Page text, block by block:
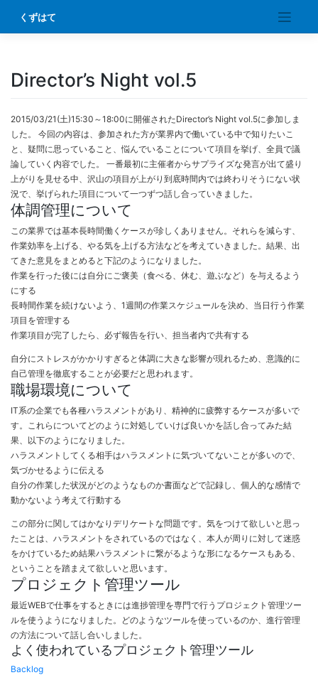
content
くずはて
Director’s Night vol.5
2015/03/21(土)15:30～18:00に開催されたDirector’s Night vol.5に参加しま
した。 今回の内容は、参加された方が業界内で働いている中で知りたいこ
と、疑問に思っていること、悩んでいることについて項目を挙げ、全員で議
論していく内容でした。 一番最初に主催者からサプライズな発言が出て盛り
上がりを見せる中、沢山の項目が上がり到底時間内では終わりそうにない状
況で、挙げられた項目について一つずつ話し合っていきました。
体調管理について
この業界では基本長時間働くケースが珍しくありません。それらを減らす、
作業効率を上げる、やる気を上げる方法などを考えていきました。結果、出
てきた意見をまとめると下記のようになりました。
作業を行った後には自分にご褒美（食べる、休む、遊ぶなど）を与えるよう
にする
長時間作業を続けないよう、1週間の作業スケジュールを決め、当日行う作業
項目を管理する
作業項目が完了したら、必ず報告を行い、担当者内で共有する
自分にストレスがかかりすぎると体調に大きな影響が現れるため、意識的に
自己管理を徹底することが必要だと思われます。
職場環境について
IT系の企業でも各種ハラスメントがあり、精神的に疲弊するケースが多いで
す。これらについてどのように対処していけば良いかを話し合ってみた結
果、以下のようになりました。
ハラスメントしてくる相手はハラスメントに気づいてないことが多いので、
気づかせるように伝える
自分の作業した状況がどのようなものか書面などで記録し、個人的な感情で
動かないよう考えて行動する
この部分に関してはかなりデリケートな問題です。気をつけて欲しいと思っ
たことは、ハラスメントをされているのではなく、本人が周りに対して迷惑
をかけているため結果ハラスメントに繋がるような形になるケースもある、
ということを踏まえて欲しいと思います。
プロジェクト管理ツール
最近WEBで仕事をするときには進捗管理を専門で行うプロジェクト管理ツー
ルを使うようになりました。どのようなツールを使っているのか、進行管理
の方法について話し合いしました。
よく使われているプロジェクト管理ツール
Backlog